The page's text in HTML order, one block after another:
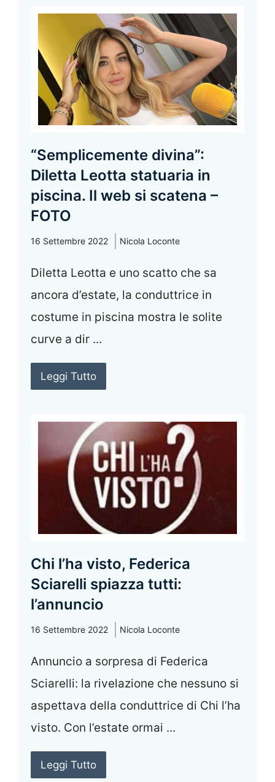
“Semplicemente divina”:
Diletta Leotta statuaria in
piscina. Il web si scatena –
FOTO
16 Settembre 2022 Nicola Loconte
Diletta Leotta e uno scatto che sa
ancora d’estate, la conduttrice in
costume in piscina mostra le solite
curve a dir ...
Leggi Tutto
Chi l’ha visto, Federica
Sciarelli spiazza tutti:
l’annuncio
16 Settembre 2022 Nicola Loconte
Annuncio a sorpresa di Federica
Sciarelli: la rivelazione che nessuno si
aspettava della conduttrice di Chi l’ha
visto. Con l’estate ormai ...
Leggi Tutto